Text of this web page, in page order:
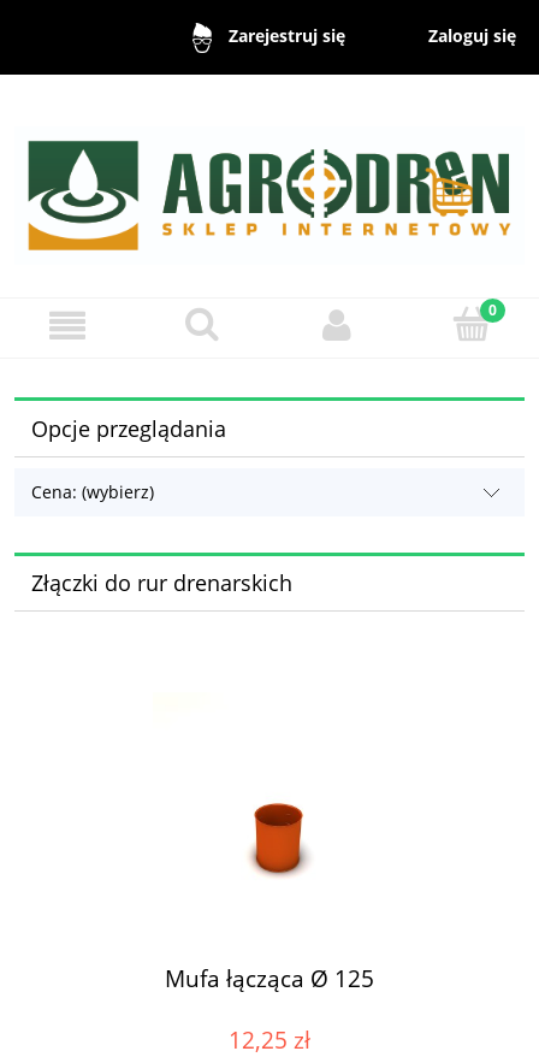
Zarejestruj się Zaloguj się
Opcje przeglądania
Cena: (wybierz)
Złączki do rur drenarskich
Mufa łącząca Ø 125
12,25 zł